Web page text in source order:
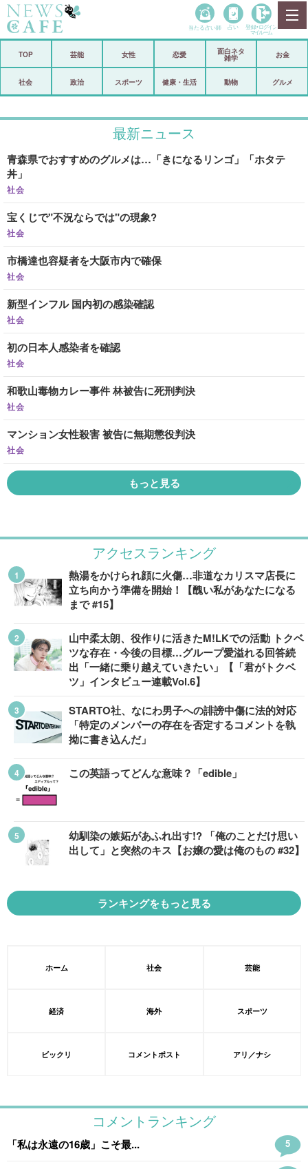
政治
スポーツ
恋愛 ビックリ
リリース
登録・ログイン/マイルーム
当たる占い師 占い 登録• ログイン
マイルーム
TOP 芸能 女性 恋愛
面白ネタ
雑学
お金
社会 政治 スポーツ 健康・生活 動物 グルメ
最新ニュース
青森県でおすすめのグルメは…「きになるリンゴ」「ホタテ
丼」
社会
宝くじで"不況ならでは"の現象?
社会
市橋達也容疑者を大阪市内で確保
社会
新型インフル 国内初の感染確認
社会
初の日本人感染者を確認
社会
和歌山毒物カレー事件 林被告に死刑判決
社会
マンション女性殺害 被告に無期懲役判決
社会
もっと見る
アクセスランキング
熱湯をかけられ顔に火傷…非道なカリスマ店長に
立ち向かう準備を開始！【醜い私があなたになる
まで #15】
山中柔太朗、役作りに活きたM!LKでの活動 トクベ
ツな存在・今後の目標…グループ愛溢れる回答続
出「一緒に乗り越えていきたい」【「君がトクベ
ツ」インタビュー連載Vol.6】
STARTO社、なにわ男子への誹謗中傷に法的対応
「特定のメンバーの存在を否定するコメントを執
拗に書き込んだ」
この英語ってどんな意味？「edible」
幼馴染の嫉妬があふれ出す!? 「俺のことだけ思い
出して」と突然のキス【お嬢の愛は俺のもの #32】
ランキングをもっと見る
ホーム 社会 芸能
経済 海外 スポーツ
ビックリ コメントポスト アリ／ナシ